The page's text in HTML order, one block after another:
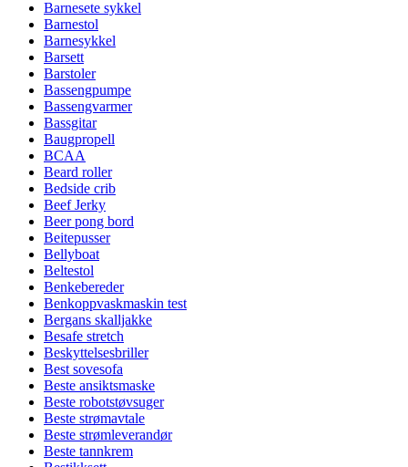
Barnesete sykkel
Barnestol
Barnesykkel
Barsett
Barstoler
Bassengpumpe
Bassengvarmer
Bassgitar
Baugpropell
BCAA
Beard roller
Bedside crib
Beef Jerky
Beer pong bord
Beitepusser
Bellyboat
Beltestol
Benkebereder
Benkoppvaskmaskin test
Bergans skalljakke
Besafe stretch
Beskyttelsesbriller
Best sovesofa
Beste ansiktsmaske
Beste robotstøvsuger
Beste strømavtale
Beste strømleverandør
Beste tannkrem